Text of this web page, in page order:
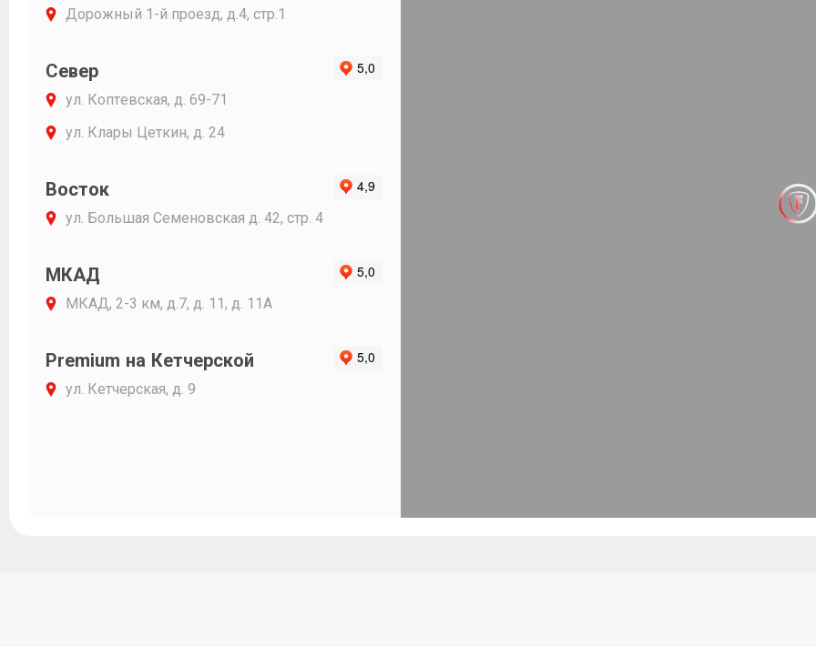
Дорожный 1-й проезд, д.4, стр.1
Север
ул. Коптевская, д. 69-71
ул. Клары Цеткин, д. 24
Восток
ул. Большая Семеновская д. 42, стр. 4
МКАД
МКАД, 2-3 км, д.7, д. 11, д. 11А
Premium на Кетчерской
ул. Кетчерская, д. 9